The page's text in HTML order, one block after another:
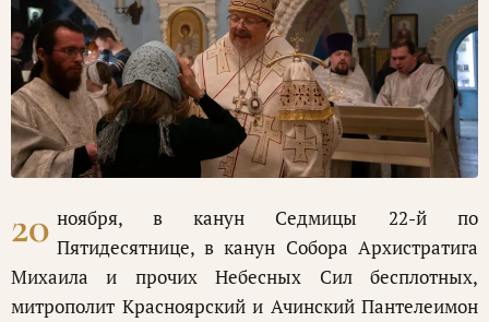
20 ноября, в канун Седмицы 22-й по
Пятидесятнице, в канун Собора Архистратига
Михаила и прочих Небесных Сил бесплотных,
митрополит Красноярский и Ачинский Пантелеимон